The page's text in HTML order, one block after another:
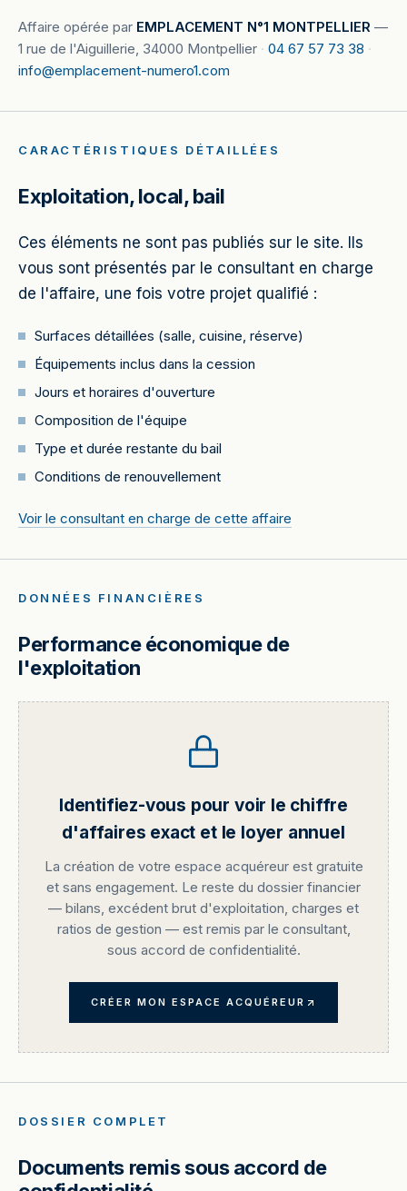
Affaire opérée par EMPLACEMENT N°1 MONTPELLIER —
1 rue de l'Aiguillerie, 34000 Montpellier · 04 67 57 73 38 ·
info@emplacement-numero1.com
CARACTÉRISTIQUES DÉTAILLÉES
Exploitation, local, bail
Ces éléments ne sont pas publiés sur le site. Ils
vous sont présentés par le consultant en charge
de l'affaire, une fois votre projet qualifié :
Surfaces détaillées (salle, cuisine, réserve)
Équipements inclus dans la cession
Jours et horaires d'ouverture
Composition de l'équipe
Type et durée restante du bail
Conditions de renouvellement
Voir le consultant en charge de cette affaire
DONNÉES FINANCIÈRES
Performance économique de
l'exploitation
Identifiez-vous pour voir le chiffre
d'affaires exact et le loyer annuel
La création de votre espace acquéreur est gratuite
et sans engagement. Le reste du dossier financier
— bilans, excédent brut d'exploitation, charges et
ratios de gestion — est remis par le consultant,
sous accord de confidentialité.
CRÉER MON ESPACE ACQUÉREUR
DOSSIER COMPLET
Documents remis sous accord de